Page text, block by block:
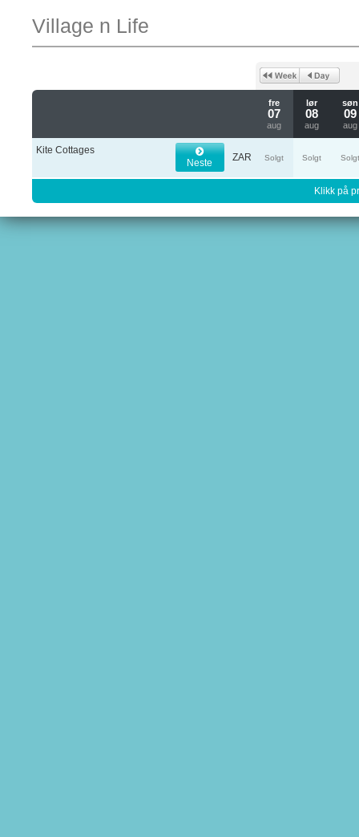
Village n Life
fre
07
aug
lør
08
aug
søn
09
aug
Kite Cottages
Neste
ZAR Solgt Solgt Solgt
Klikk på